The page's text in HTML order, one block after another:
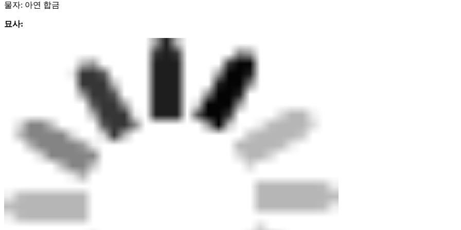
물자: 아연 합금
묘사: